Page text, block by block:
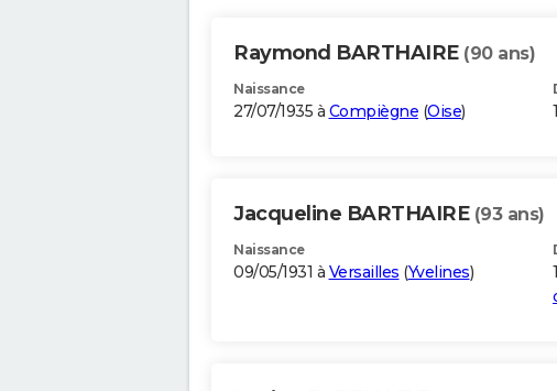
Raymond BARTHAIRE (90 ans)
Naissance
27/07/1935 à Compiègne (Oise)
Jacqueline BARTHAIRE (93 ans)
Naissance
09/05/1931 à Versailles (Yvelines)